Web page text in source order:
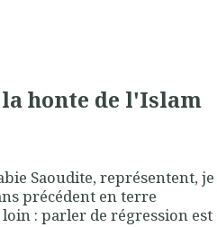
honte de l'Islam
Saoudite, représentent, je
précédent en terre
: parler de régression est